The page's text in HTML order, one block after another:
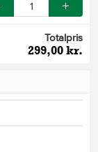
Totalpris
299,00 kr.